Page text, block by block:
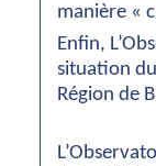
manière «
Enfin,
situation
Région de